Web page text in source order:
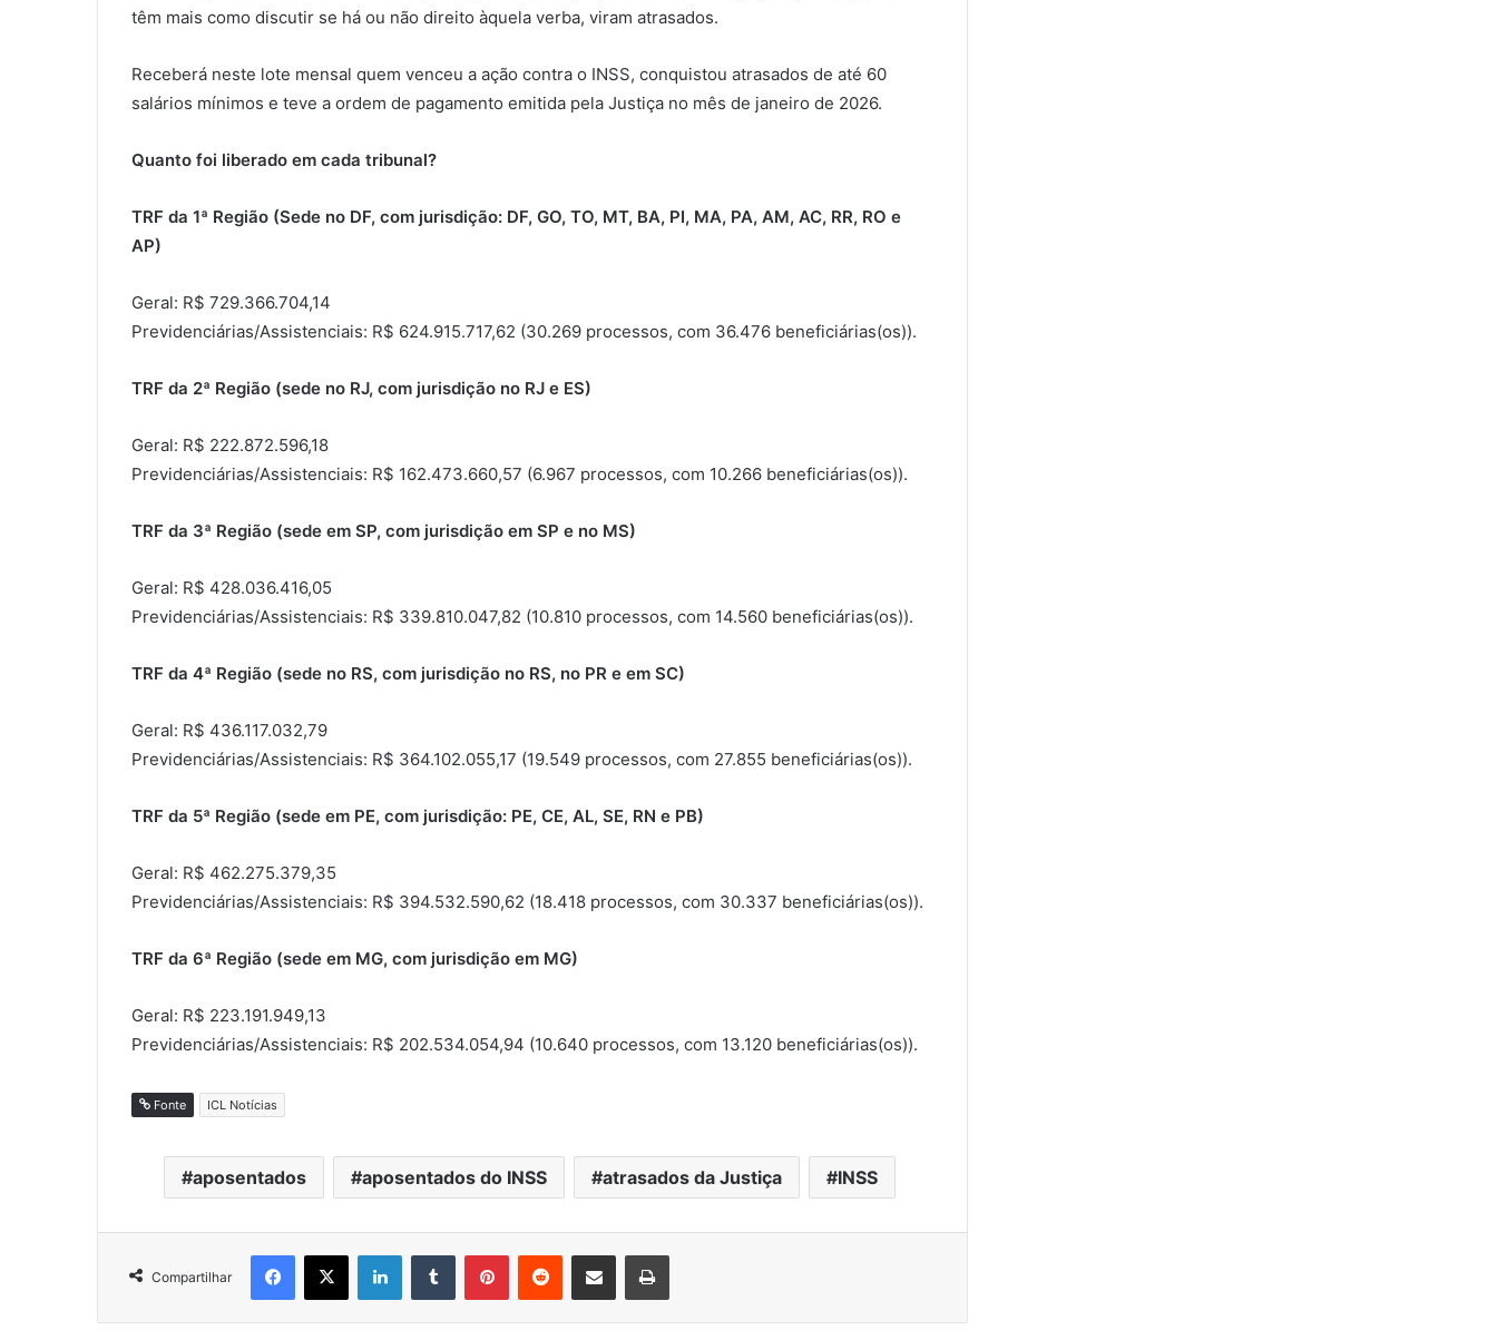
têm mais como discutir se há ou não direito àquela verba, viram atrasados.
Receberá neste lote mensal quem venceu a ação contra o INSS, conquistou atrasados de até 60
salários mínimos e teve a ordem de pagamento emitida pela Justiça no mês de janeiro de 2026.
Quanto foi liberado em cada tribunal?
TRF da 1ª Região (Sede no DF, com jurisdição: DF, GO, TO, MT, BA, PI, MA, PA, AM, AC, RR, RO e
AP)
Geral: R$ 729.366.704,14
Previdenciárias/Assistenciais: R$ 624.915.717,62 (30.269 processos, com 36.476 beneficiárias(os)).
TRF da 2ª Região (sede no RJ, com jurisdição no RJ e ES)
Geral: R$ 222.872.596,18
Previdenciárias/Assistenciais: R$ 162.473.660,57 (6.967 processos, com 10.266 beneficiárias(os)).
TRF da 3ª Região (sede em SP, com jurisdição em SP e no MS)
Geral: R$ 428.036.416,05
Previdenciárias/Assistenciais: R$ 339.810.047,82 (10.810 processos, com 14.560 beneficiárias(os)).
TRF da 4ª Região (sede no RS, com jurisdição no RS, no PR e em SC)
Geral: R$ 436.117.032,79
Previdenciárias/Assistenciais: R$ 364.102.055,17 (19.549 processos, com 27.855 beneficiárias(os)).
TRF da 5ª Região (sede em PE, com jurisdição: PE, CE, AL, SE, RN e PB)
Geral: R$ 462.275.379,35
Previdenciárias/Assistenciais: R$ 394.532.590,62 (18.418 processos, com 30.337 beneficiárias(os)).
TRF da 6ª Região (sede em MG, com jurisdição em MG)
Geral: R$ 223.191.949,13
Previdenciárias/Assistenciais: R$ 202.534.054,94 (10.640 processos, com 13.120 beneficiárias(os)).
Fonte ICL Notícias
aposentados aposentados do INSS atrasados da Justiça INSS
Compartilhar